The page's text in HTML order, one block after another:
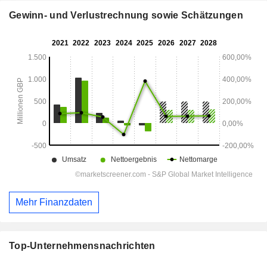
Gewinn- und Verlustrechnung sowie Schätzungen
Mehr Finanzdaten
Top-Unternehmensnachrichten